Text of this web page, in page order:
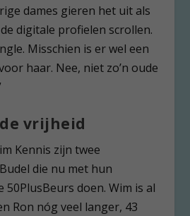
dames gieren het uit als
digitale profielen scrollen.
Misschien is er wel een
haar. Nee, niet zo’n oude
vrijheid
Kennis zijn twee
die nu met hun
50PlusBeurs doen. Wim is al
Ron nóg veel langer, 43